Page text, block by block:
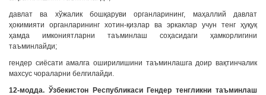
давлат ва хўжалик бошқаруви органларининг, маҳаллий давлат
ҳокимияти органларининг хотин-қизлар ва эркаклар учун тенг ҳуқуқ
ҳамда имкониятларни таъминлаш соҳасидаги ҳамкорлигини
таъминлайди;
гендер сиёсати амалга оширилишини таъминлашга доир вақтинчалик
махсус чораларни белгилайди.
12-модда. Ўзбекистон Республикаси Гендер тенгликни таъминлаш